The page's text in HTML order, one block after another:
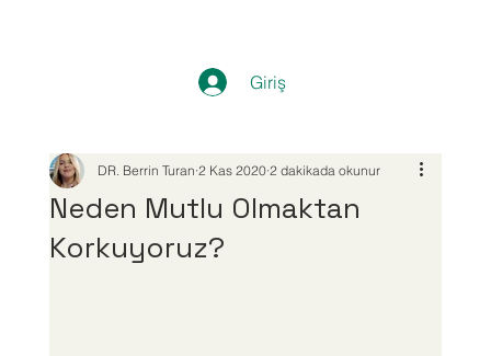
Giriş
Neden Mutlu Olmaktan
Korkuyoruz?
DR. Berrin Turan 2 Kas 2020 2 dakikada okunur